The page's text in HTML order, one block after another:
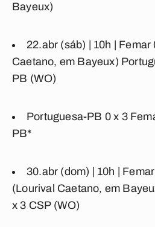
Bayeux)
22.abr (sáb) | 10h | Femar
Caetano, em Bayeux)
PB (WO)
Portuguesa-PB 0 x 3
PB*
30.abr (dom) | 10h |
(Lourival Caetano, em
x 3 CSP(WO)